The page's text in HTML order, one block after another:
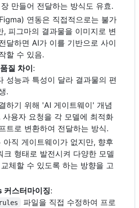
만들어 전달하는 방식도 유효.
연동은 직접적으로는 불가
, 피그마의 결과물을 이미지로 변
달하면 AI가 이를 기반으로 사이
할 수 있음.
질 차이:
성능과 특성이 달라 결과물의 편
.
하기 위해 'AI 게이트웨이' 개념
사용자 요청을 각 모델에 최적화
트로 변환하여 전달하는 방식.
아직 게이트웨이가 없지만, 향후
크 형태로 발전시켜 다양한 모델
체할 수 있도록 하는 방향을 고
스터마이징:
파일을 직접 수정하여 프로